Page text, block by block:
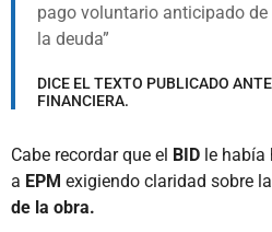
pago voluntario anticipado
la deuda
DICE EL TEXTO PUBLICADO
FINANCIERA.
Cabe recordar que el BID le había
a EPM exigiendo claridad sobre
de la obra.